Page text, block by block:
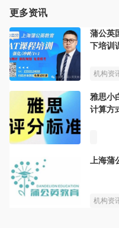
更多资讯
蒲公英
下培训
机构资
雅思小
计算方
上海蒲
机构资